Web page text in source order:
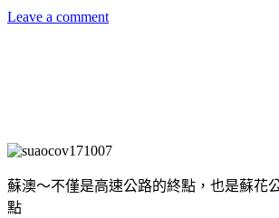
Leave a comment
蘇澳～不僅是高速公路的終點，也是蘇花
點